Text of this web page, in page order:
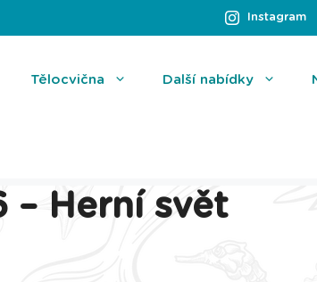
Instagram
Tělocvična Další nabídky
– Herní svět